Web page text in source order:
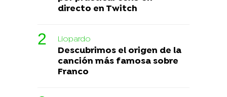
directo en Twitch
Liopardo
Descubrimos el origen de la
canción más famosa sobre
Franco